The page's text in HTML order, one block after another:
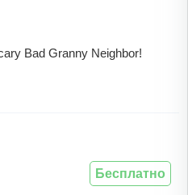
Bad Granny Neighbor!
Бесплатно